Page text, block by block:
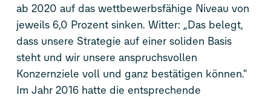
ab 2020 auf das wettbewerbsfähige Niveau von
jeweils 6,0 Prozent sinken. Witter: „Das belegt,
dass unsere Strategie auf einer soliden Basis
steht und wir unsere anspruchsvollen
Konzernziele voll und ganz bestätigen können."
Im Jahr 2016 hatte die entsprechende